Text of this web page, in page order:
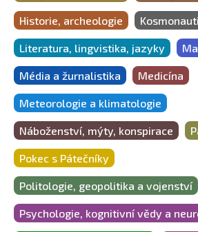
Historie, archeologie
Literatura, lingvistika, jazyky
Média a žurnalistika Medicína
Meteorologie a klimatologie
Náboženství, mýty, konspirace
Pokec s Pátečníky
Politologie, geopolitika a vojenství
Psychologie, kognitivní vědy a